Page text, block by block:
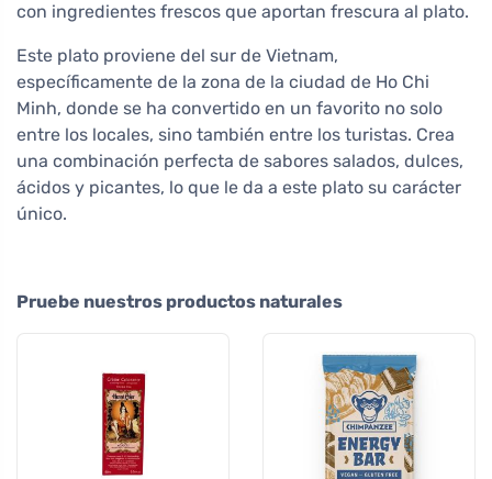
con ingredientes frescos que aportan frescura al plato.
Este plato proviene del sur de Vietnam,
específicamente de la zona de la ciudad de Ho Chi
Minh, donde se ha convertido en un favorito no solo
entre los locales, sino también entre los turistas. Crea
una combinación perfecta de sabores salados, dulces,
ácidos y picantes, lo que le da a este plato su carácter
único.
Pruebe nuestros productos naturales